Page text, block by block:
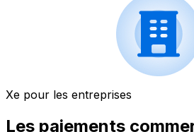
Xe pour les entreprises
Les paiements